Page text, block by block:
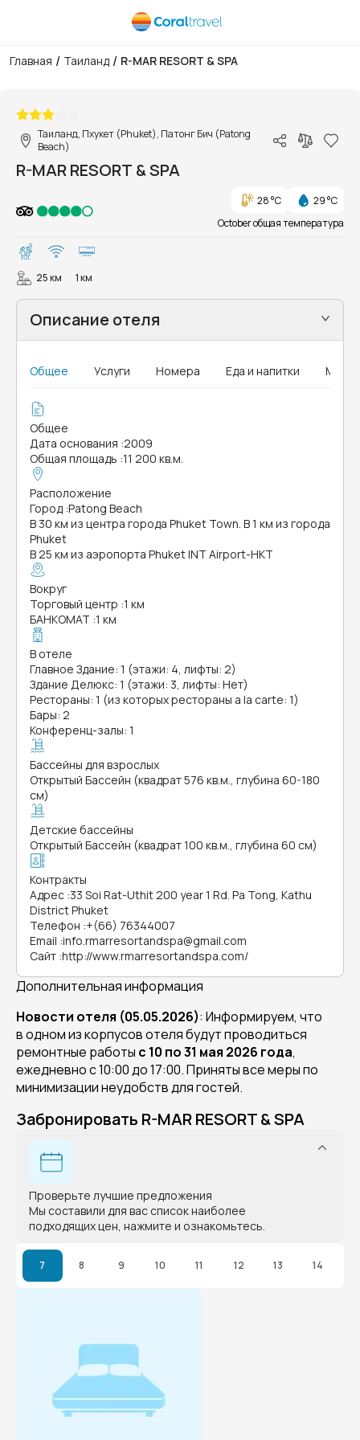
Главная / Таиланд / R-MAR RESORT & SPA
Таиланд, Пхукет (Phuket), Патонг Бич (Patong
Beach)
R-MAR RESORT & SPA
28 °C
29 °C
October общая температура
25 км 1 км
Описание отеля
Общее Услуги Номера Еда и напитки MICE
Общее
Дата основания :2009
Общая площадь :11 200 кв.м.
Расположение
Город :Patong Beach
В 30 км из центра города Phuket Town. В 1 км из города
Phuket
В 25 км из аэропорта Phuket INT Airport-HKT
Вокруг
Торговый центр :1 км
БАНКОМАТ :1 км
В отеле
Главное Здание: 1 (этажи: 4, лифты: 2)
Здание Делюкс: 1 (этажи: 3, лифты: Нет)
Рестораны: 1 (из которых рестораны a la carte: 1)
Бары: 2
Конференц-залы: 1
Бассейны для взрослых
Открытый Бассейн (квадрат 576 кв.м., глубина 60-180
см)
Детские бассейны
Открытый Бассейн (квадрат 100 кв.м., глубина 60 см)
Контракты
Адрес :33 Soi Rat-Uthit 200 year 1 Rd. Pa Tong, Kathu
District Phuket
Телефон :+(66) 76344007
Email :info.rmarresortandspa@gmail.com
Сайт :http://www.rmarresortandspa.com/
Дополнительная информация
Новости отеля (05.05.2026): Информируем, что
в одном из корпусов отеля будут проводиться
ремонтные работы с 10 по 31 мая 2026 года,
ежедневно с 10:00 до 17:00. Приняты все меры по
минимизации неудобств для гостей.
Забронировать R-MAR RESORT & SPA
Проверьте лучшие предложения
Мы составили для вас список наиболее
подходящих цен, нажмите и ознакомьтесь.
7 8 9 10 11 12 13 14